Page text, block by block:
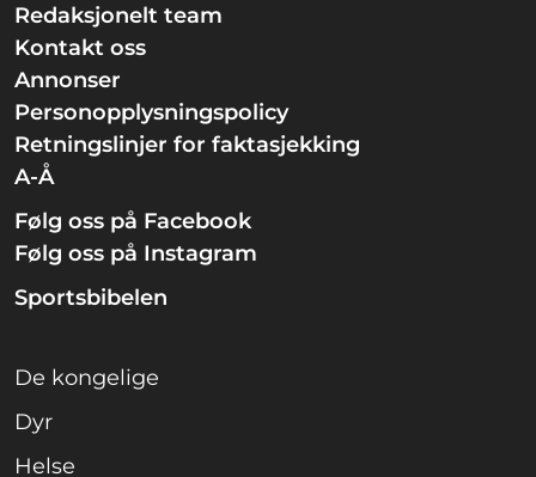
Redaksjonelt team
Kontakt oss
Annonser
Personopplysningspolicy
Retningslinjer for faktasjekking
A-Å
Følg oss på Facebook
Følg oss på Instagram
Sportsbibelen
De kongelige
Dyr
Helse